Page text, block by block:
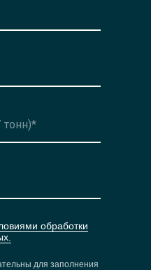
для заполнения
обработки